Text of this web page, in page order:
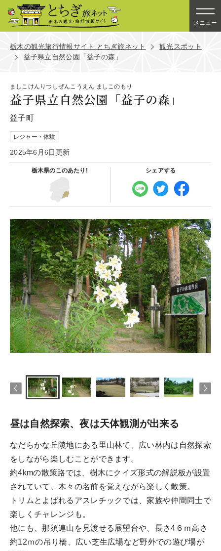
メニュー
栃木の観光旅行情報サイト とちぎ旅ネット
観光スポット
益子県立自然公園「益子の森」
ましこけんりつしぜんこうえん ましこのもり
益子県立自然公園「益子の森」
益子町
レジャー・体験
2025年6月6日更新
栃木県のこのあたり! シェアする
昼は自然探索、夜は天体観測が出来る
なだらかな丘陵地にある里山林で、広い林内は自然探索
をしながら楽しむことができます。
約4kmの散策路では、樹木にクイズ形式の解説板が設置
されていて、木々の名前を覚えながら楽しく散策。
トリムとよばれるアスレチックでは、家族や仲間同士で
楽しくチャレンジも。
他にも、那須連山を見渡せる展望台や、長さ4６ｍ高さ
約12ｍの吊り橋、広い芝生広場など野外での遊び場が